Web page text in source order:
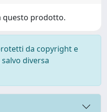
questo prodotto.
da copyright e
diversa